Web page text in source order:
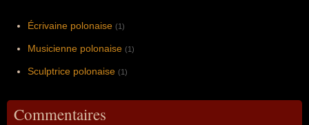
Écrivaine polonaise (1)
Musicienne polonaise (1)
Sculptrice polonaise (1)
Commentaires